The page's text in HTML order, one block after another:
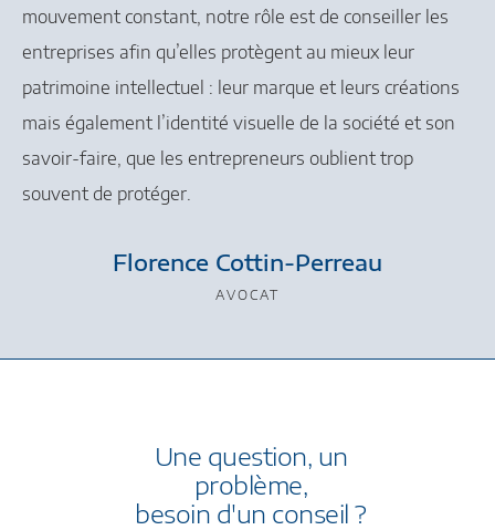
mouvement constant, notre rôle est de conseiller les
entreprises afin qu’elles protègent au mieux leur
patrimoine intellectuel : leur marque et leurs créations
mais également l’identité visuelle de la société et son
savoir-faire, que les entrepreneurs oublient trop
souvent de protéger.
Florence Cottin-Perreau
AVOCAT
Une question, un
problème,
besoin d'un conseil ?